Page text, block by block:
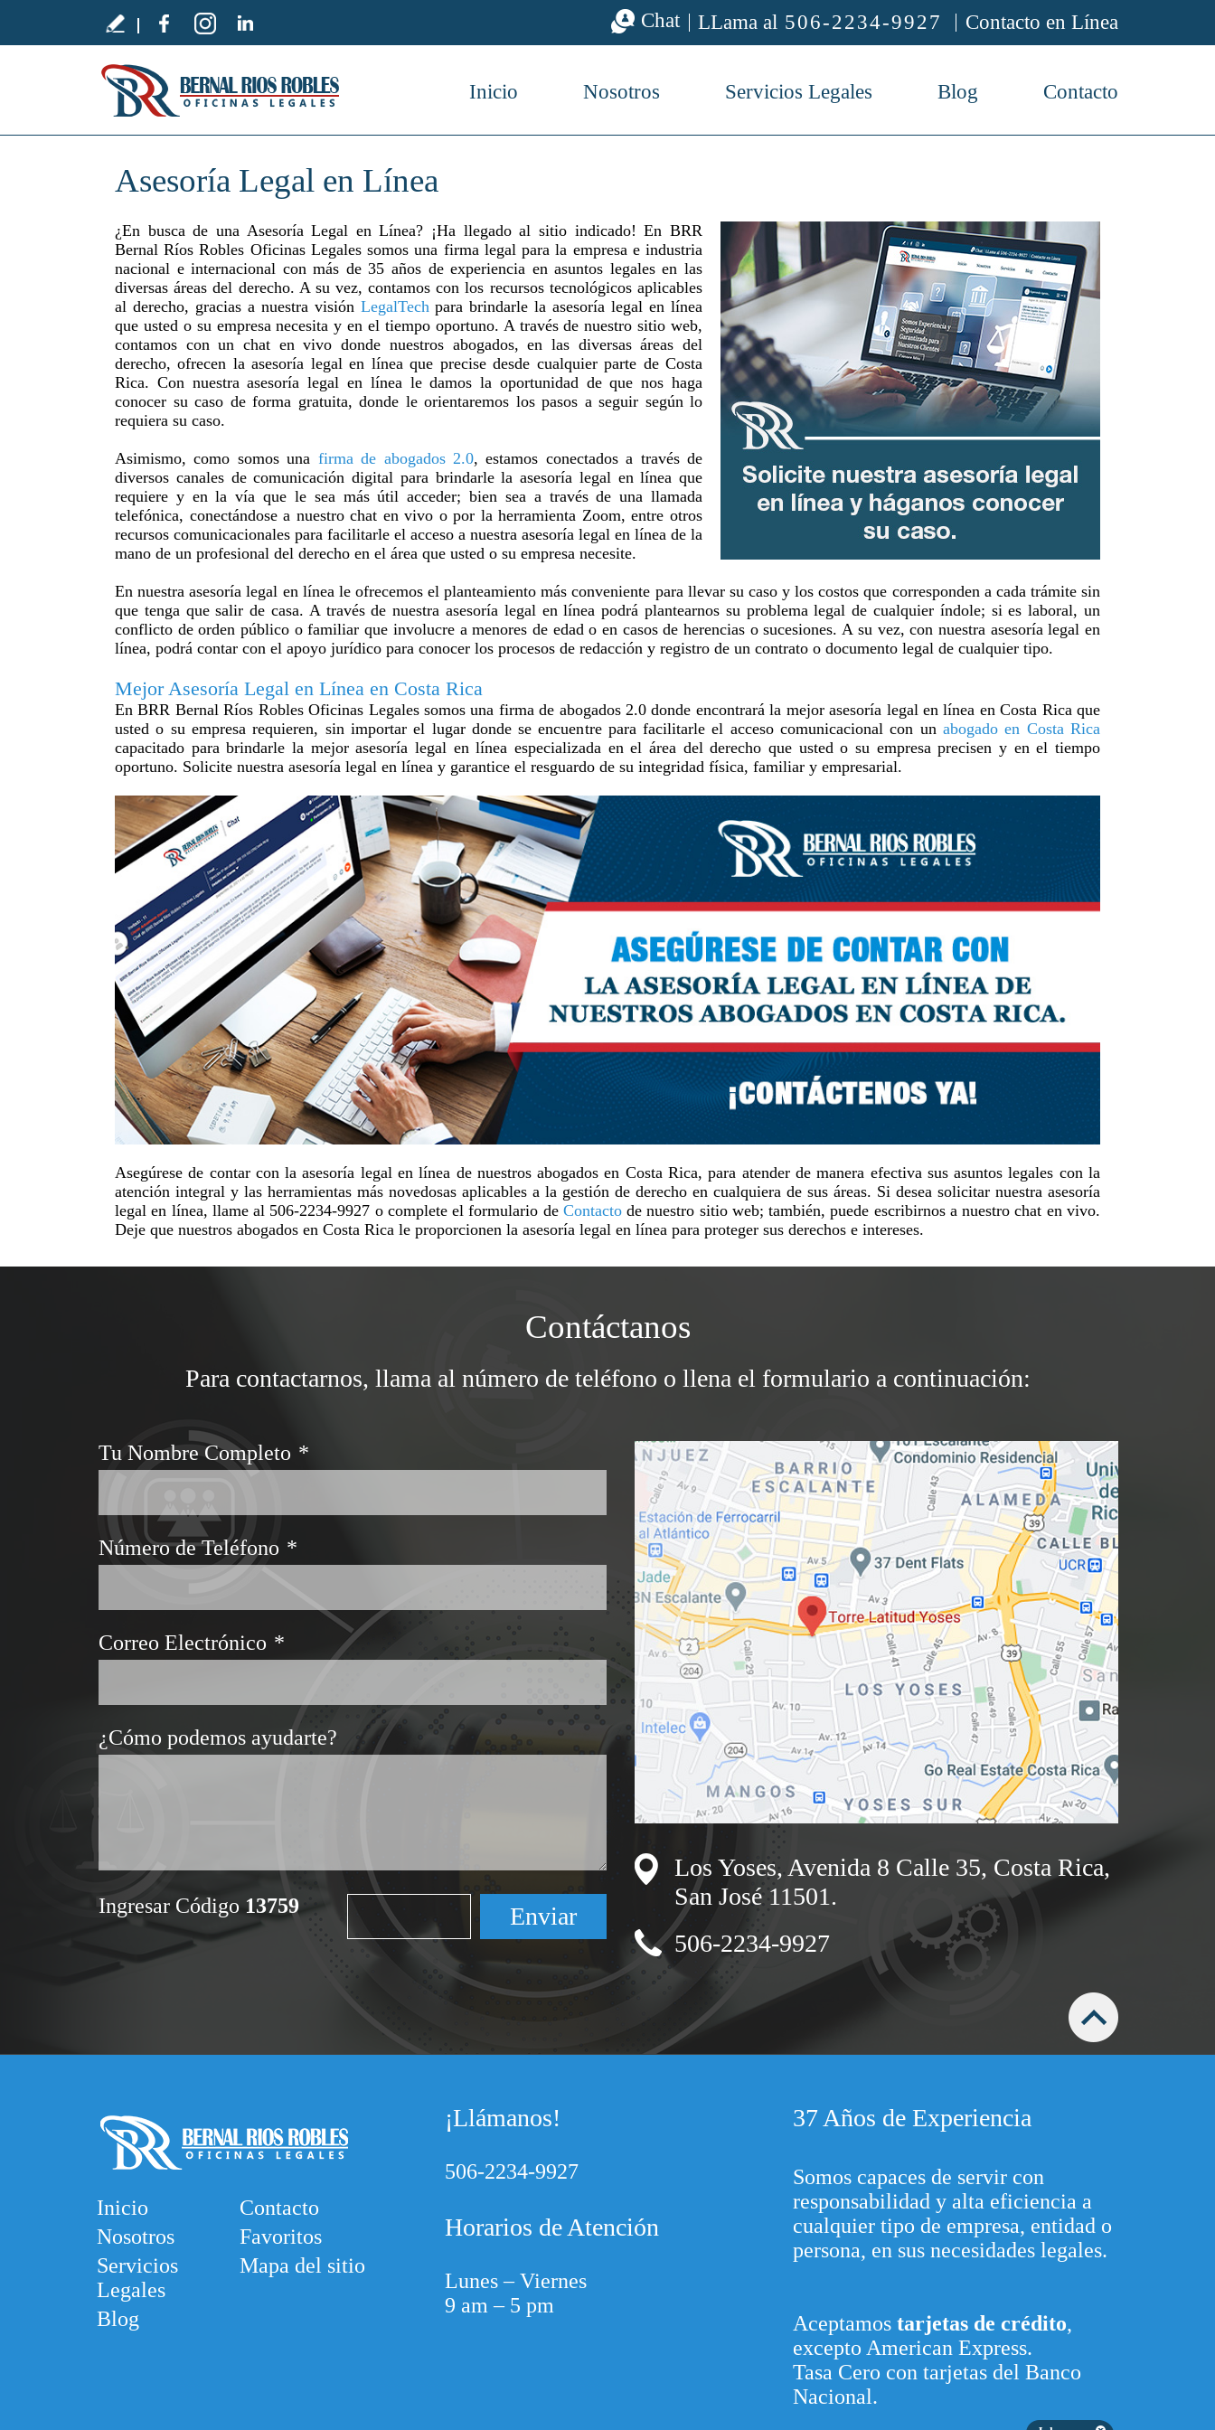
Contacto en Línea
506-2234-9927
LLama al
Chat
Inicio Nosotros Servicios Legales Blog Contacto
Asesoría Legal en Línea
¿En busca de una Asesoría Legal en Línea? ¡Ha llegado al sitio indicado! En BRR
Bernal Ríos Robles Oficinas Legales somos una firma legal para la empresa e industria
nacional e internacional con más de 35 años de experiencia en asuntos legales en las
diversas áreas del derecho. A su vez, contamos con los recursos tecnológicos aplicables
al derecho, gracias a nuestra visión LegalTechpara brindarle la asesoría legal en línea
que usted o su empresa necesita y en el tiempo oportuno. A través de nuestro sitio web,
contamos con un chat en vivo donde nuestros abogados, en las diversas áreas del
derecho, ofrecen la asesoría legal en línea que precise desde cualquier parte de Costa
Rica. Con nuestra asesoría legal en línea le damos la oportunidad de que nos haga
conocer su caso de forma gratuita, donde le orientaremos los pasos a seguir según lo
requiera su caso.
Asimismo, como somos una firma de abogados 2.0, estamos conectados a través de
diversos canales de comunicación digital para brindarle la asesoría legal en línea que
requiere y en la vía que le sea más útil acceder; bien sea a través de una llamada
telefónica, conectándose a nuestro chat en vivo o por la herramienta Zoom, entre otros
recursos comunicacionales para facilitarle el acceso a nuestra asesoría legal en línea de la
mano de un profesional del derecho en el área que usted o su empresa necesite.
En nuestra asesoría legal en línea le ofrecemos el planteamiento más conveniente para llevar su caso y los costos que corresponden a cada trámite sin
que tenga que salir de casa. A través de nuestra asesoría legal en línea podrá plantearnos su problema legal de cualquier índole; si es laboral, un
conflicto de orden público o familiar que involucre a menores de edad o en casos de herencias o sucesiones. A su vez, con nuestra asesoría legal en
línea, podrá contar con el apoyo jurídico para conocer los procesos de redacción y registro de un contrato o documento legal de cualquier tipo.
Mejor Asesoría Legal en Línea en Costa Rica
En BRR Bernal Ríos Robles Oficinas Legales somos una firma de abogados 2.0 donde encontrará la mejor asesoría legal en línea en Costa Rica que
usted o su empresa requieren, sin importar el lugar donde se encuentre para facilitarle el acceso comunicacional con unabogado en Costa Rica
capacitado para brindarle la mejor asesoría legal en línea especializada en el área del derecho que usted o su empresa precisen y en el tiempo
oportuno. Solicite nuestra asesoría legal en línea y garantice el resguardo de su integridad física, familiar y empresarial.
Asegúrese de contar con la asesoría legal en línea de nuestros abogados en Costa Rica, para atender de manera efectiva sus asuntos legales con la
atención integral y las herramientas más novedosas aplicables a la gestión de derecho en cualquiera de sus áreas. Si desea solicitar nuestra asesoría
legal en línea, llame al 506-2234-9927 o complete el formulario de Contactode nuestro sitio web; también, puede escribirnos a nuestro chat en vivo.
Deje que nuestros abogados en Costa Rica le proporcionen la asesoría legal en línea para proteger sus derechos e intereses.
Contáctanos
Para contactarnos, llama al número de teléfono o llena el formulario a continuación:
*
Tu Nombre Completo
*
Número de Teléfono
*
Correo Electrónico
¿Cómo podemos ayudarte?
Ingresar Código 13759
Los Yoses, Avenida 8 Calle 35, Costa Rica,
San José 11501.
506-2234-9927
Inicio
Nosotros
Servicios
Legales
Blog
Contacto
Favoritos
Mapa del sitio
¡Llámanos!
506-2234-9927
Horarios de Atención
Lunes – Viernes
9 am – 5 pm
37 Años de Experiencia
Somos capaces de servir con
responsabilidad y alta eficiencia a
cualquier tipo de empresa, entidad o
persona, en sus necesidades legales.
Aceptamos tarjetas de crédito,
excepto American Express.
Tasa Cero con tarjetas del Banco
Nacional.